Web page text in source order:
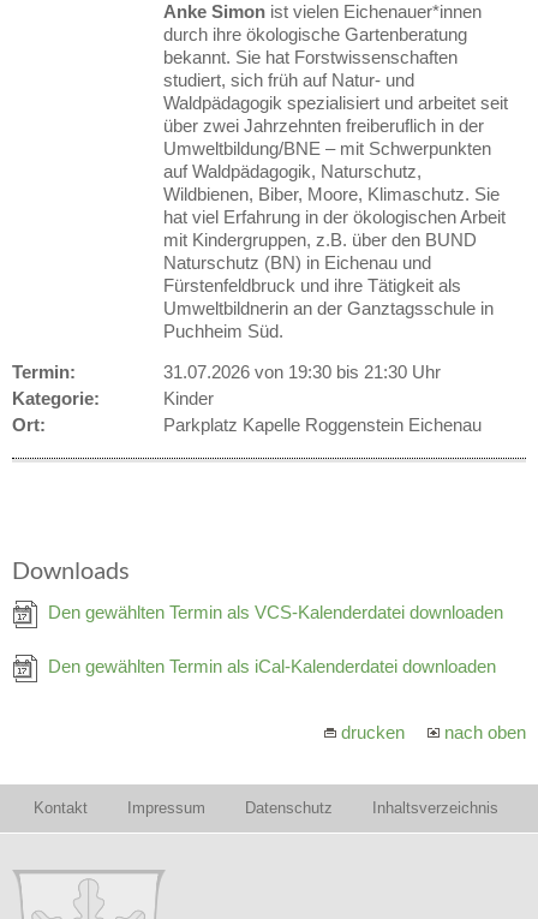
Anke Simon ist vielen Eichenauer*innen
durch ihre ökologische Gartenberatung
bekannt. Sie hat Forstwissenschaften
studiert, sich früh auf Natur‑ und
Waldpädagogik spezialisiert und arbeitet seit
über zwei Jahrzehnten freiberuflich in der
Umweltbildung/BNE – mit Schwerpunkten
auf Waldpädagogik, Naturschutz,
Wildbienen, Biber, Moore, Klimaschutz. Sie
hat viel Erfahrung in der ökologischen Arbeit
mit Kindergruppen, z.B. über den BUND
Naturschutz (BN) in Eichenau und
Fürstenfeldbruck und ihre Tätigkeit als
Umweltbildnerin an der Ganztagsschule in
Puchheim Süd.
Termin:
31.07.2026 von 19:30 bis 21:30 Uhr
Kategorie:
Kinder
Ort:
Parkplatz Kapelle Roggenstein Eichenau
Downloads
Den gewählten Termin als VCS-Kalenderdatei downloaden
Den gewählten Termin als iCal-Kalenderdatei downloaden
drucken nach oben
Kontakt Impressum Datenschutz Inhaltsverzeichnis